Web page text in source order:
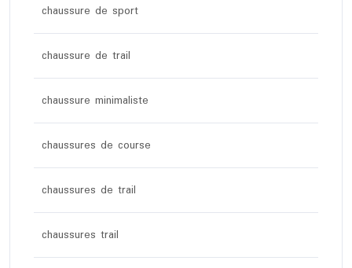
chaussure de sport
chaussure de trail
chaussure minimaliste
chaussures de course
chaussures de trail
chaussures trail